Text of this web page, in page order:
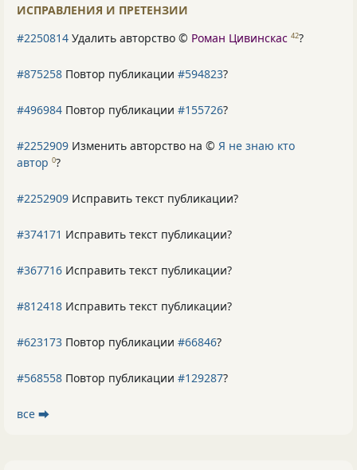
ИСПРАВЛЕНИЯ И ПРЕТЕНЗИИ
#2250814 Удалить авторство © Роман Цивинскас 42?
#875258 Повтор публикации #594823?
#496984 Повтор публикации #155726?
#2252909 Изменить авторство на © Я не знаю кто
автор 0?
#2252909 Исправить текст публикации?
#374171 Исправить текст публикации?
#367716 Исправить текст публикации?
#812418 Исправить текст публикации?
#623173 Повтор публикации #66846?
#568558 Повтор публикации #129287?
все ⮕